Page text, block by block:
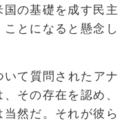
の基礎を成す民主
とになると懸念し
て質問されたアナ
その存在を認め、
当然だ。それが彼ら